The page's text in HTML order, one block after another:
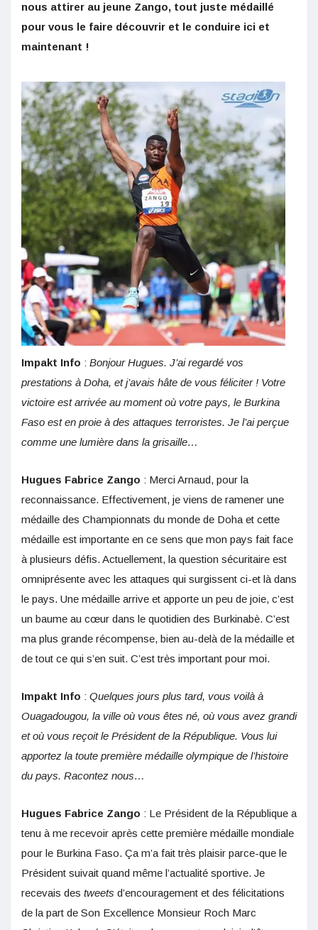
nous attirer au jeune Zango, tout juste médaillé
pour vous le faire découvrir et le conduire ici et
maintenant !
Impakt Info : Bonjour Hugues. J’ai regardé vos
prestations à Doha, et j’avais hâte de vous féliciter ! Votre
victoire est arrivée au moment où votre pays, le Burkina
Faso est en proie à des attaques terroristes. Je l’ai perçue
comme une lumière dans la grisaille…
Hugues Fabrice Zango : Merci Arnaud, pour la
reconnaissance. Effectivement, je viens de ramener une
médaille des Championnats du monde de Doha et cette
médaille est importante en ce sens que mon pays fait face
à plusieurs défis. Actuellement, la question sécuritaire est
omniprésente avec les attaques qui surgissent ci-et là dans
le pays. Une médaille arrive et apporte un peu de joie, c’est
un baume au cœur dans le quotidien des Burkinabè. C’est
ma plus grande récompense, bien au-delà de la médaille et
de tout ce qui s’en suit. C’est très important pour moi.
Impakt Info : Quelques jours plus tard, vous voilà à
Ouagadougou, la ville où vous êtes né, où vous avez grandi
et où vous reçoit le Président de la République. Vous lui
apportez la toute première médaille olympique de l’histoire
du pays. Racontez nous…
Hugues Fabrice Zango : Le Président de la République a
tenu à me recevoir après cette première médaille mondiale
pour le Burkina Faso. Ça m’a fait très plaisir parce-que le
Président suivait quand même l’actualité sportive. Je
recevais des tweets d’encouragement et des félicitations
de la part de Son Excellence Monsieur Roch Marc